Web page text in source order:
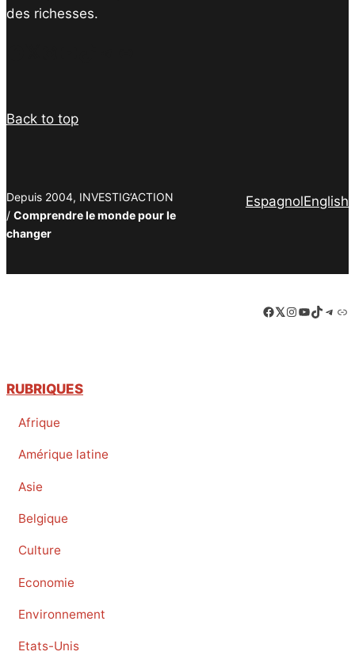
des richesses.
Back to top
Depuis 2004, INVESTIG’ACTION
/ Comprendre le monde pour le
changer
EspagnolEnglish
Facebook
LinkedIn
Instagram
YouTube
TikTok
RUBRIQUES
Afrique
Amérique latine
Asie
Belgique
Culture
Economie
Environnement
Etats-Unis